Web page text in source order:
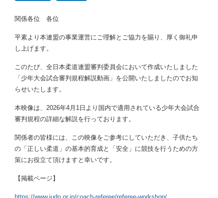
関係各位 各位
平素より本連盟の事業運営にご理解とご協力を賜り、厚く御礼申
し上げます。
このたび、全日本柔道連盟審判委員会において作成いたしました
「少年大会試合審判規程解説動画」を公開いたしましたのでお知
らせいたします。
本映像は、2026年4月1日より国内で適用されている少年大会試合
審判規程の詳細な解説を行っております。
関係者の皆様には、この映像をご参考にしていただき、子供たち
の「正しい柔道」の基本的育成と「安全」に競技を行うための方
策にお役立て頂けますと幸いです。
【掲載ページ】